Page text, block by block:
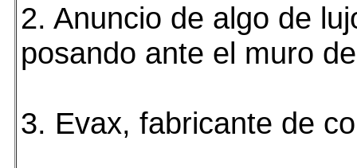
2. Anuncio de algo de
posando ante el muro
3. Evax, fabricante de